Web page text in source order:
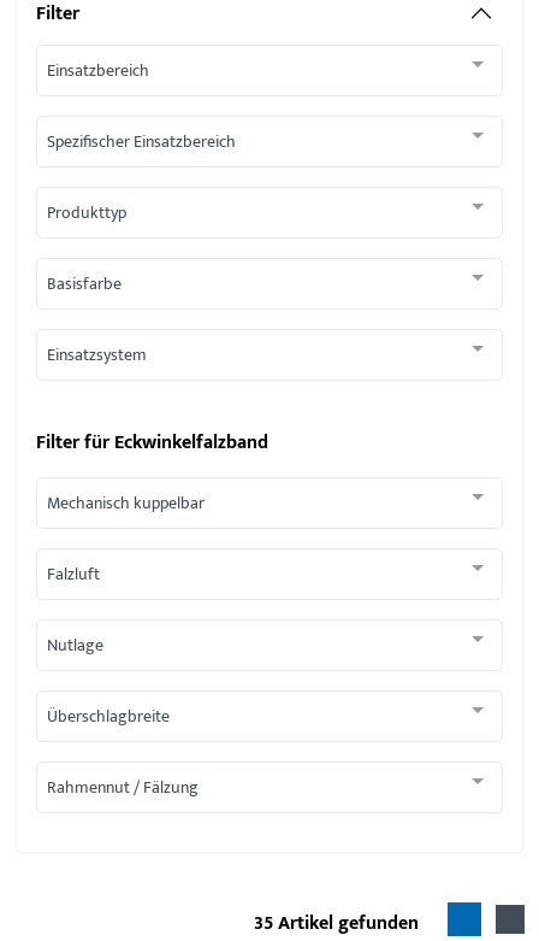
Filter
Einsatzbereich
Spezifischer Einsatzbereich
Produkttyp
Basisfarbe
Einsatzsystem
Filter fürEckwinkelfalzband
Mechanisch kuppelbar
Falzluft
Nutlage
Überschlagbreite
Rahmennut / Fälzung
35Artikel gefunden